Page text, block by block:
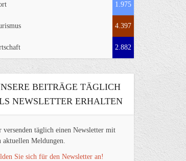
1.975
4.397
2.882
BEITRÄGE TÄGLICH
NEWSLETTER ERHALTEN
versenden täglich einen Newsletter mit
aktuellen Meldungen.
Sie sich für den Newsletter an!